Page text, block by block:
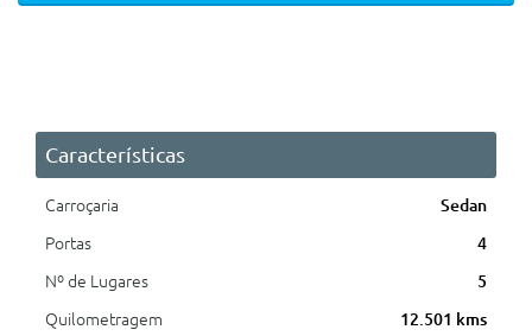
Características
Carroçaria
Sedan
Portas
4
Nº de Lugares
5
Quilometragem
12.501 kms